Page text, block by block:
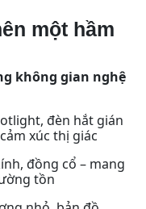
một hầm
không gian nghệ
đèn hắt gián
xúc thị giác
đồng cổ – mang
tồn